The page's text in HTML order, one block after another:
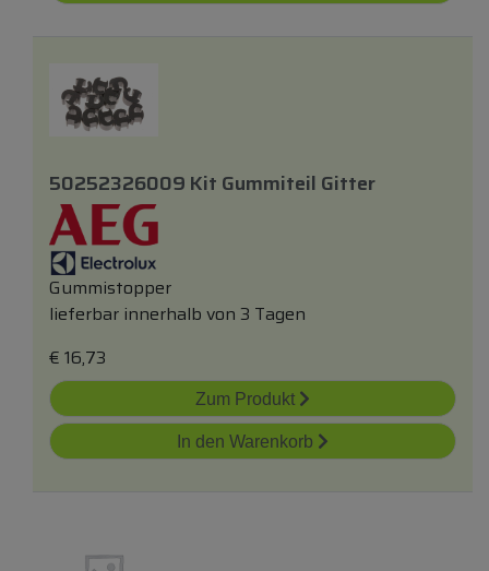
50252326009 Kit Gummiteil Gitter
Gummistopper
lieferbar innerhalb von 3 Tagen
€ 16,73
Zum Produkt
In den Warenkorb